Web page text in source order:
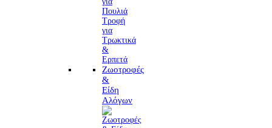
Πουλιά
Τροφή
για
Τρωκτικά
&
Ερπετά
Ζωοτροφές
&
Είδη
Αλόγων